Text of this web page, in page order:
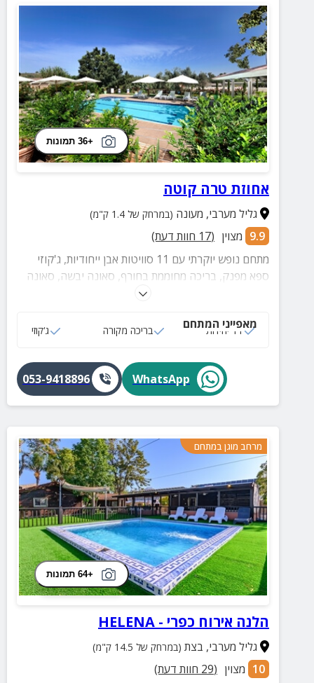
+36 תמונות
אחוזת טרה קוטה
גליל מערבי, מעונה (במרחק של 1.4 ק"מ)
9.9 מצוין (
17 חוות דעת)
מתחם נופש יוקרתי עם 11 סוויטות אבן ייחודיות, ג'קוזי
ספא מפנק, בריכה מחוממת בחורף, סאונה יבשה, סאונה
רטובה ומכונת קפה איכותית להנאתכם!
מאפייני המתחם
11 יחידות בריכה מקורה ג‘קוזי
WhatsApp
053-9418896
מרחב מוגן במתחם
+64 תמונות
הלנה אירוח כפרי - HELENA
גליל מערבי, בצת (במרחק של 14.5 ק"מ)
10 מצוין (
29 חוות דעת)